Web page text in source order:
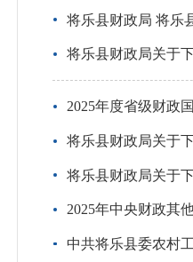
将乐县财政局 将乐
将乐县财政局关于
2025年度省级财政
将乐县财政局关于
将乐县财政局关于
2025年中央财政其
中共将乐县委农村